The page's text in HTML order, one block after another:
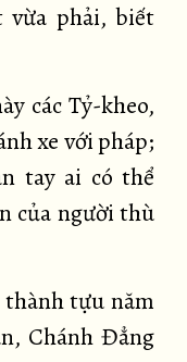
vừa phải, biết
các Tỷ-kheo,
xe với pháp;
tay ai có thể
của người thù
thành tựu năm
Chánh Đẳng